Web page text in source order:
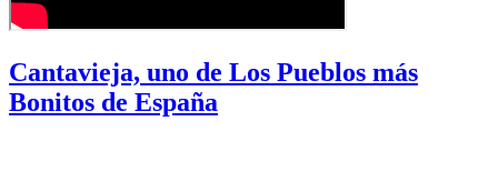
Cantavieja, uno de Los Pueblos más
Bonitos de España